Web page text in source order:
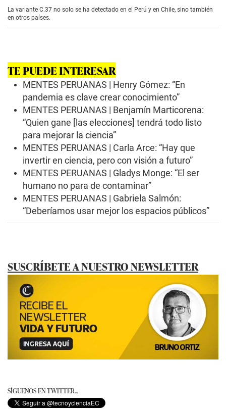
e
c
f
2
m
La variante C.37 no solo se ha detectado en el Perú y en Chile, sino también
en otros países.
TE PUEDE INTERESAR
MENTES PERUANAS | Henry Gómez: “En
pandemia es clave crear conocimiento”
MENTES PERUANAS | Benjamín Marticorena:
“Quien gane [las elecciones] tendrá todo listo
para mejorar la ciencia”
MENTES PERUANAS | Carla Arce: “Hay que
invertir en ciencia, pero con visión a futuro”
MENTES PERUANAS | Gladys Monge: “El ser
humano no para de contaminar”
MENTES PERUANAS | Gabriela Salmón:
“Deberíamos usar mejor los espacios públicos”
SUSCRÍBETE A NUESTRO NEWSLETTER
SÍGUENOS EN TWITTER...